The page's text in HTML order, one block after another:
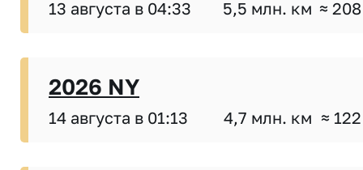
13 августа в 04:33 5,5 млн. км ≈
2026 NY
14 августа в 01:13 4,7 млн. км ≈